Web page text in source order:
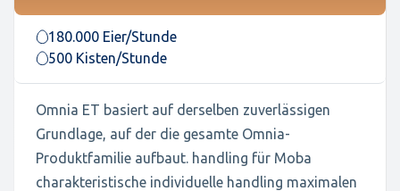
180.000 Eier/Stunde
500 Kisten/Stunde
Omnia ET basiert auf derselben zuverlässigen
Grundlage, auf der die gesamte Omnia-
Produktfamilie aufbaut. handling für Moba
charakteristische individuelle handling maximalen